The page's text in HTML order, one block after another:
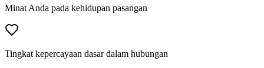
Minat Anda pada kehidupan pasangan
Tingkat kepercayaan dasar dalam hubungan